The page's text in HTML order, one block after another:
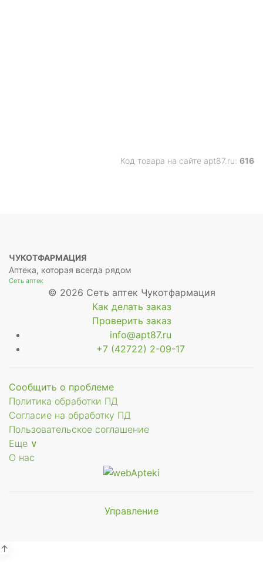
Код товара на сайте apt87.ru: 616
ЧУКОТФАРМАЦИЯ
Аптека, которая всегда рядом
Сеть аптек
© 2026 Сеть аптек Чукотфармация
Как делать заказ
Проверить заказ
info@apt87.ru
+7 (42722) 2-09-17
Сообщить о проблеме
Политика обработки ПД
Согласие на обработку ПД
Пользовательское соглашение
Еще ∨
О нас
Управление
↑
Мы будем